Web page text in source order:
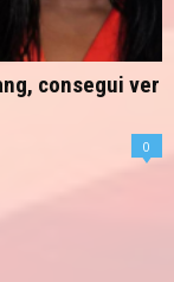
consegui ver
0